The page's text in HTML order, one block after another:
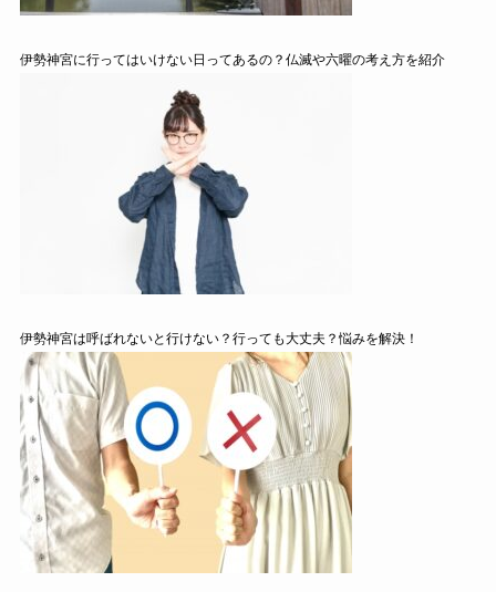
伊勢神宮に行ってはいけない日ってあるの？仏滅や六曜の考え方を紹介
伊勢神宮は呼ばれないと行けない？行っても大丈夫？悩みを解決！